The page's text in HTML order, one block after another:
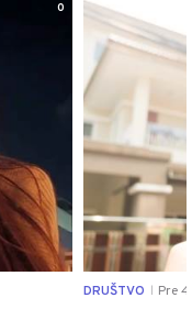
0
DRUŠTVO Pre